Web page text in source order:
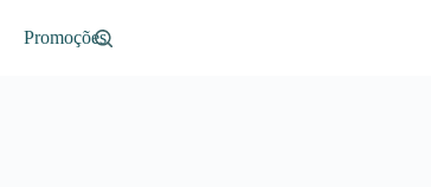
Promoções